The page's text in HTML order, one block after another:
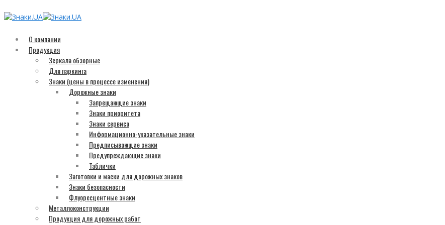
О компании
Продукция
Зеркала обзорные
Для паркинга
Знаки (цены в процессе изменения)
Дорожные знаки
Запрещающие знаки
Знаки приоритета
Знаки сервиса
Информационно-указательные знаки
Предписывающие знаки
Предупреждающие знаки
Таблички
Заготовки и маски для дорожных знаков
Знаки безопасности
Флуоресцентные знаки
Металлоконструкции
Продукция для дорожных работ